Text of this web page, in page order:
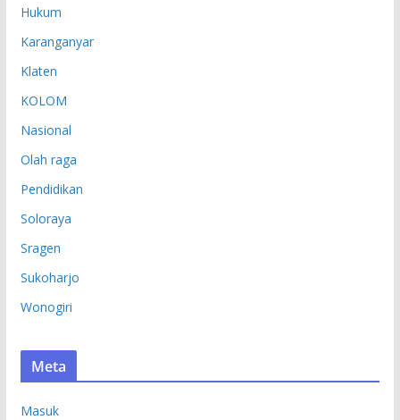
Hukum
Karanganyar
Klaten
KOLOM
Nasional
Olah raga
Pendidikan
Soloraya
Sragen
Sukoharjo
Wonogiri
Meta
Masuk